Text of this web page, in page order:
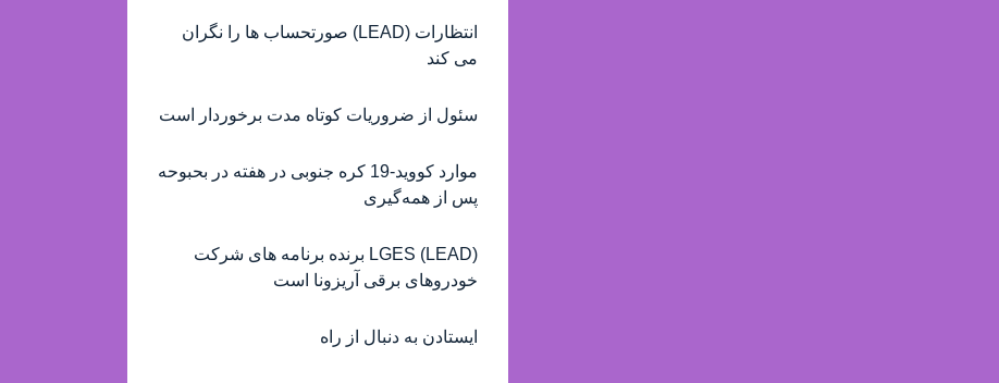
انتظارات (LEAD) صورتحساب ها را نگران
می کند
سئول از ضروريات کوتاه مدت برخوردار است
موارد کووید-19 کره جنوبی در هفته در بحبوحه
پس از همه‌گیری
(LEAD) LGES برنده برنامه های شرکت
خودروهای برقی آریزونا است
ایستادن به دنبال از راه